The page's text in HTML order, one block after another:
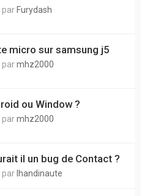
par Furydash
micro sur samsung j5
parmhz2000
ou Window ?
parmhz2000
il un bug de Contact ?
par lhandinaute